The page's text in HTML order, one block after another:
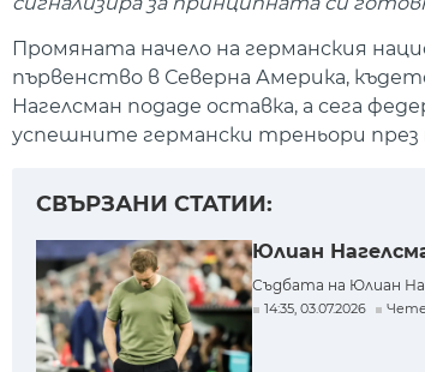
Промяната начело на германския
първенство в Северна Америка,
Нагелсман подаде оставка, а сега
успешните германски треньори през
СВЪРЗАНИ СТАТИИ:
Юлиан
Съдбата на Юлиан
14:35, 03.07.2026 Чете